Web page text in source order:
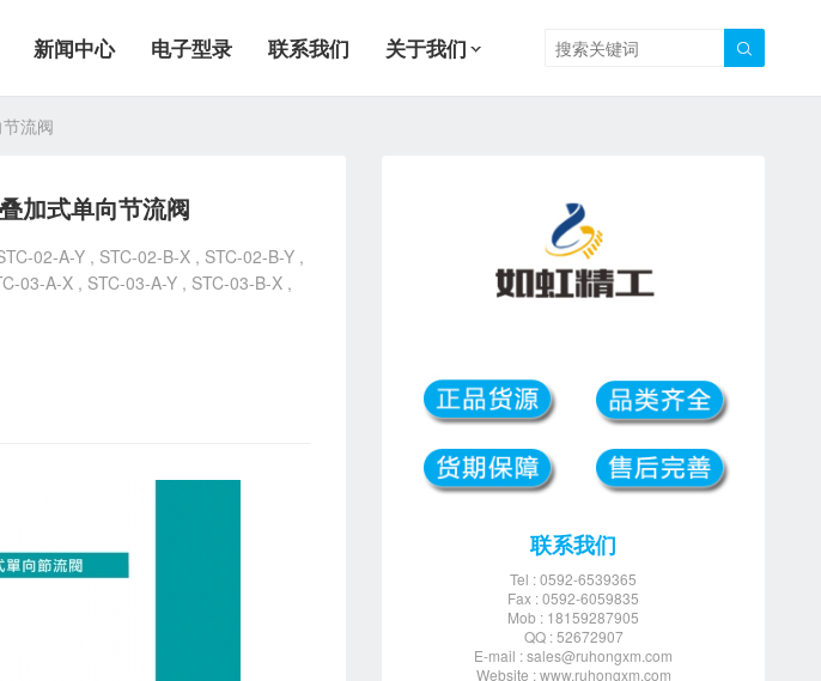

新闻中心 电子型录 联系我们 关于我们
流阀
加式单向节流阀
02-A-Y , STC-02-B-X , STC-02-B-Y ,
03-A-X , STC-03-A-Y , STC-03-B-X ,
联系我们
Tel : 0592-6539365
Fax : 0592-6059835
Mob : 18159287905
QQ : 52672907
E-mail :sales@ruhongxm.com
Website : www.ruhongxm.com